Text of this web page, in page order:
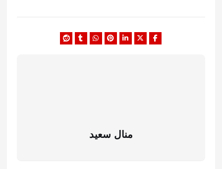
منال سعيد